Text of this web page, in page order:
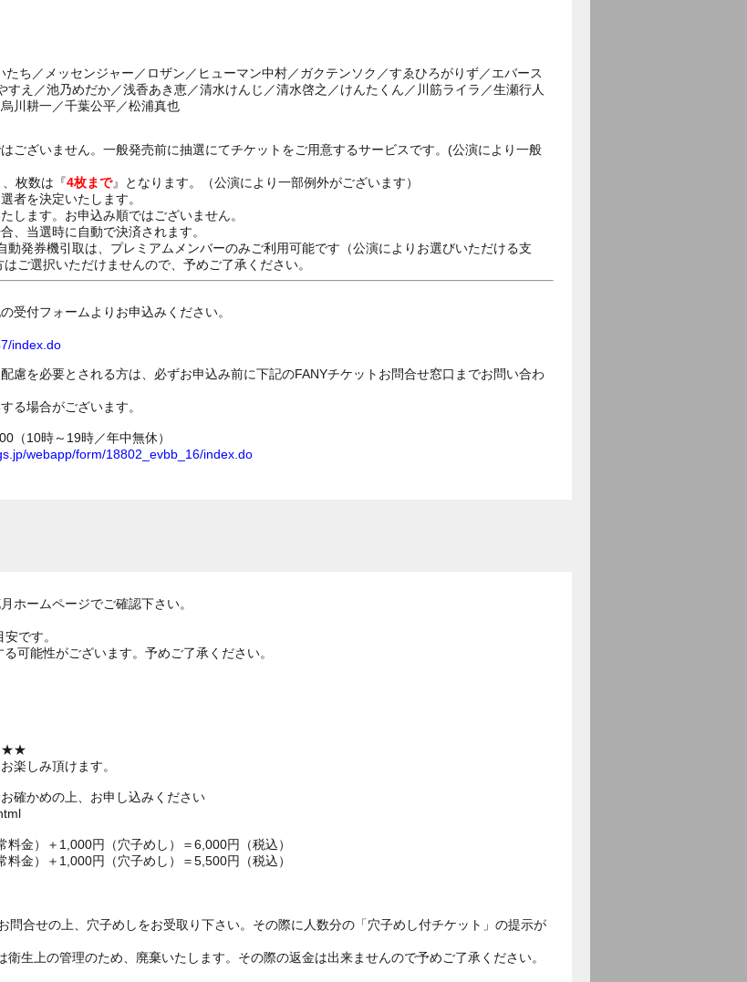
ち／メッセンジャー／ロザン／ヒューマン中村／ガクテンソク／すゑひろがりず／エバース
え／池乃めだか／浅香あき恵／清水けんじ／清水啓之／けんたくん／川筋ライラ／生瀬行人
川耕一／千葉公平／松浦真也
ございません。一般発売前に抽選にてチケットをご用意するサービスです。(公演により一般
、枚数は『4枚まで』となります。（公演により一部例外がございます）
者を決定いたします。
します。お申込み順ではございません。
、当選時に自動で決済されます。
動発券機引取は、プレミアムメンバーのみご利用可能です（公演によりお選びいただける支
ご選択いただけませんので、予めご了承ください。
受付フォームよりお申込みください。
index.do
慮を必要とされる方は、必ずお申込み前に下記のFANYチケットお問合せ窓口までお問い合わ
る場合がございます。
（10時～19時／年中無休）
webapp/form/18802_evbb_16/index.do
ホームページでご確認下さい。
です。
可能性がございます。予めご了承ください。
★★
楽しみ頂けます。
確かめの上、お申し込みください
金）＋1,000円（穴子めし）＝6,000円（税込）
金）＋1,000円（穴子めし）＝5,500円（税込）
合せの上、穴子めしをお受取り下さい。その際に人数分の「穴子めし付チケット」の提示が
生上の管理のため、廃棄いたします。その際の返金は出来ませんので予めご了承ください。